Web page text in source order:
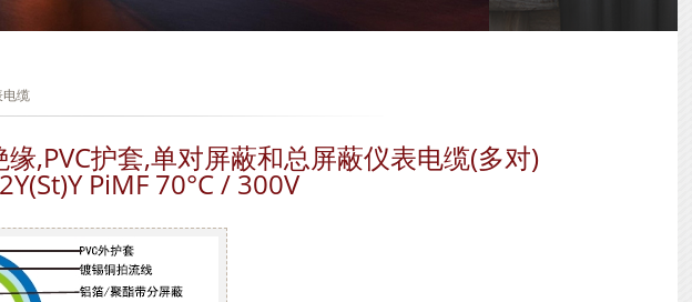
缆
,PVC护套,单对屏蔽和总屏蔽仪表电缆(多对)
PiMF 70°C / 300V